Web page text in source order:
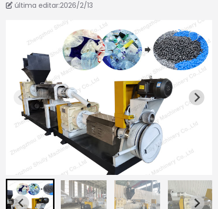
última editar:2026/2/13